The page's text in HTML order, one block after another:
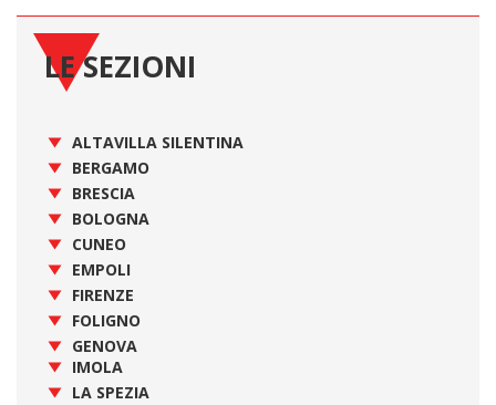
LE SEZIONI
ALTAVILLA SILENTINA
BERGAMO
BRESCIA
BOLOGNA
CUNEO
EMPOLI
FIRENZE
FOLIGNO
GENOVA
IMOLA
LA SPEZIA